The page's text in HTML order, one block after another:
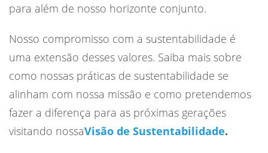
para além de nosso horizonte conjunto.
Nosso compromisso com a sustentabilidade é
uma extensão desses valores. Saiba mais sobre
como nossas práticas de sustentabilidade se
alinham com nossa missão e como pretendemos
fazer a diferença para as próximas gerações
visitando nossaVisão de Sustentabilidade.